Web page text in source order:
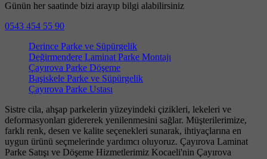
Günün her saatinde bizi arayıp bilgi alabilirsiniz
0543 454 55 90
Derince Parke ve Süpürgelik
Değirmendere Laminat Parke Montajı
Çayırova Parke Döşeme
Başiskele Parke ve Süpürgelik
Çayırova Parke Ustası
Sistre cila, ahşap parkelerin yüzeyindeki çizikleri, lekeleri ve
deformasyonları gidererek yenilenmesini sağlar. Müşterilerimize,
farklı renk, desen ve kalite seçenekleri sunarak, ihtiyaçlarına en
uygun ürünü seçmelerinde yardımcı oluyoruz. Çayırova Laminat
Parke Satışı ve Döşeme Hizmetlerimiz Kocaeli'nin Çayırova